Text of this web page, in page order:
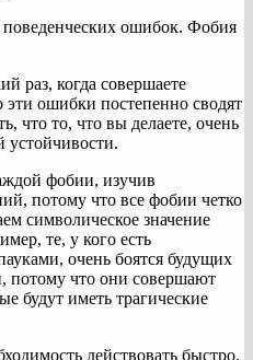
ошибок. Фобия
раз, когда совершаете
ошибки постепенно сводят
что то, что вы делаете, очень
устойчивости.
фобии, изучив
потому что все фобии четко
символическое значение
те, у кого есть
очень боятся будущих
потому что они совершают
будут иметь трагические
действовать быстро,